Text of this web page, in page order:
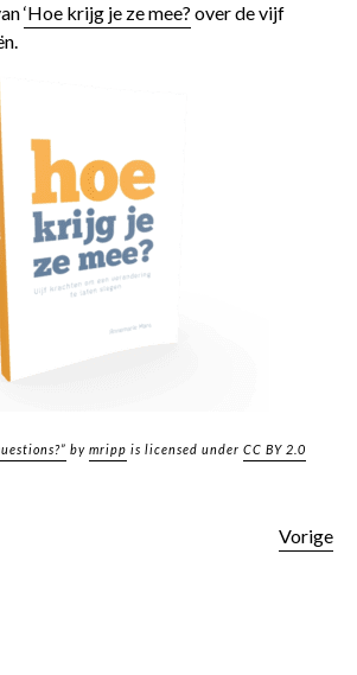
‘Hoe krijg je ze mee? over de vijf
by mripp is licensed under CC BY 2.0
Vorige